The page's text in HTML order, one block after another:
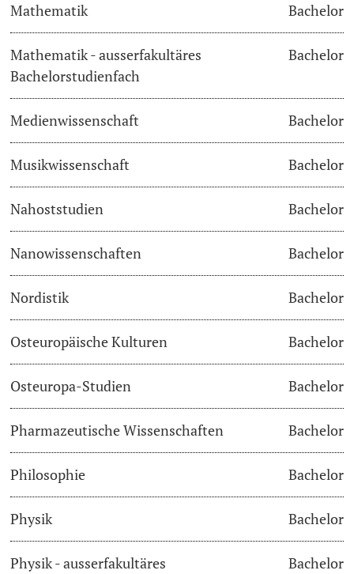
Lernen & Lehren
KI in Studium und Lehre
Digitales Lernen
Sprachenzentrum
Lernbörse
Lernräume
Mathematik Bachelor
Mathematik - ausserfakultäres
Bachelorstudienfach
Bachelor
Medienwissenschaft Bachelor
Musikwissenschaft Bachelor
Nahoststudien Bachelor
Nanowissenschaften Bachelor
Nordistik Bachelor
Osteuropäische Kulturen Bachelor
Osteuropa-Studien Bachelor
Pharmazeutische Wissenschaften Bachelor
Philosophie Bachelor
Physik Bachelor
Physik - ausserfakultäres
Bachelor